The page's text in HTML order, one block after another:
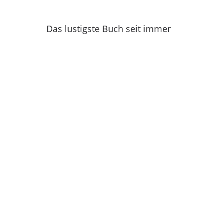
Das lustigste Buch seit immer